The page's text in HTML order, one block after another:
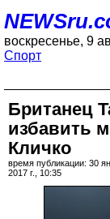
воскресенье, 9
Спорт
Британец
избавить
Кличко
время публикации: 30
2017 г., 10:35